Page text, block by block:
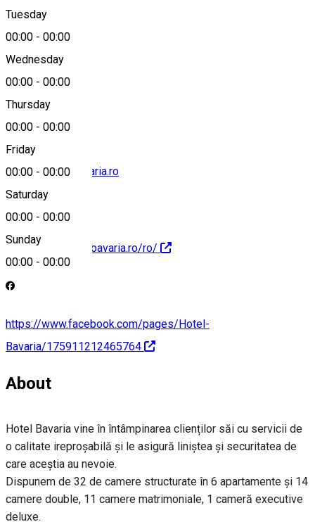
Tuesday
00:00 - 00:00
Wednesday
00:00 - 00:00
Thursday
00:00 - 00:00
Friday
00:00 - 00:00
Saturday
00:00 - 00:00
Sunday
00:00 - 00:00
Map
office@hotel-bavaria.ro
http://www.hotel-bavaria.ro/ro/
https://www.facebook.com/pages/Hotel-
Bavaria/175911212465764
About
Hotel Bavaria vine în întâmpinarea clienților săi cu servicii de
o calitate ireproșabilă și le asigură liniștea și securitatea de
care aceștia au nevoie.
Dispunem de 32 de camere structurate în 6 apartamente și 14
camere double, 11 camere matrimoniale, 1 cameră executive
deluxe.